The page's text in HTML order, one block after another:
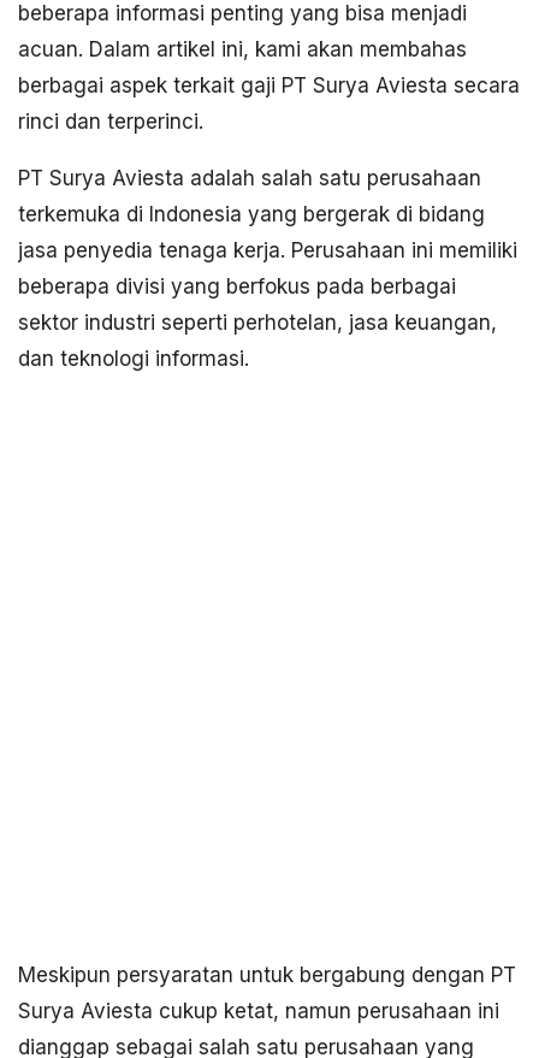
beberapa informasi penting yang bisa menjadi
acuan. Dalam artikel ini, kami akan membahas
berbagai aspek terkait gaji PT Surya Aviesta secara
rinci dan terperinci.
PT Surya Aviesta adalah salah satu perusahaan
terkemuka di Indonesia yang bergerak di bidang
jasa penyedia tenaga kerja. Perusahaan ini memiliki
beberapa divisi yang berfokus pada berbagai
sektor industri seperti perhotelan, jasa keuangan,
dan teknologi informasi.
Meskipun persyaratan untuk bergabung dengan PT
Surya Aviesta cukup ketat, namun perusahaan ini
dianggap sebagai salah satu perusahaan yang